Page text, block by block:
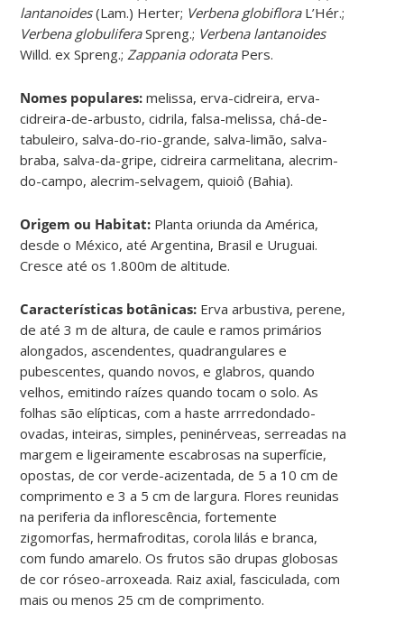
lantanoides(Lam.) Herter; Verbena globifloraL’Hér.;
Verbena globuliferaSpreng.; Verbena lantanoides
Willd. ex Spreng.; Zappania odorataPers.
Nomes populares:melissa, erva-cidreira, erva-
cidreira-de-arbusto, cidrila, falsa-melissa, chá-de-
tabuleiro, salva-do-rio-grande, salva-limão, salva-
braba, salva-da-gripe, cidreira carmelitana, alecrim-
do-campo, alecrim-selvagem, quioiô (Bahia).
Origem ou Habitat: Planta oriunda da América,
desde o México, até Argentina, Brasil e Uruguai.
Cresce até os 1.800m de altitude.
Características botânicas: Erva arbustiva, perene,
de até 3 m de altura, de caule e ramos primários
alongados, ascendentes, quadrangulares e
pubescentes, quando novos, e glabros, quando
velhos, emitindo raízes quando tocam o solo. As
folhas são elípticas, com a haste arrredondado-
ovadas, inteiras, simples, peninérveas, serreadas na
margem e ligeiramente escabrosas na superfície,
opostas, de cor verde-acizentada, de 5 a 10 cm de
comprimento e 3 a 5 cm de largura. Flores reunidas
na periferia da inflorescência, fortemente
zigomorfas, hermafroditas, corola lilás e branca,
com fundo amarelo. Os frutos são drupas globosas
de cor róseo-arroxeada. Raiz axial, fasciculada, com
mais ou menos 25 cm de comprimento.